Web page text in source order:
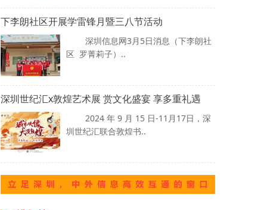
下李朗社区开展学雷锋月暨三八节活动
深圳信息网3月5日消息（下李朗社
区 罗菁莉子）..
深圳世纪汇x敦煌艺术展 赏文化盛宴 享多重礼遇
2024 年 9 月 15 日-11月17日，深
圳世纪汇联合敦煌书..